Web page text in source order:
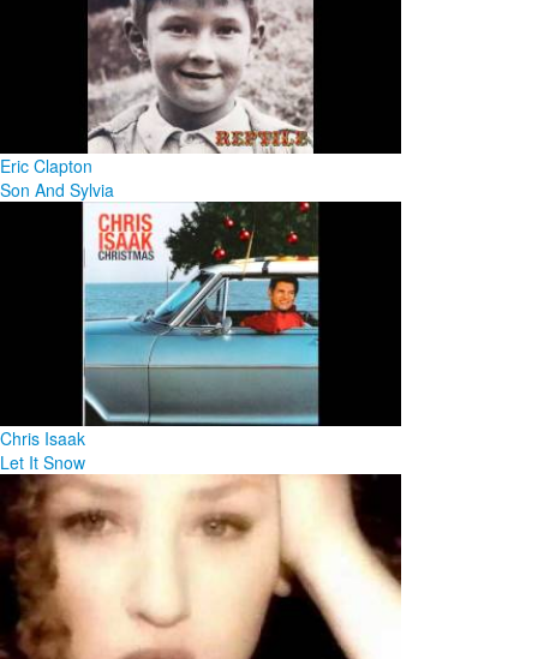
Eric Clapton
Son And Sylvia
Chris Isaak
Let It Snow